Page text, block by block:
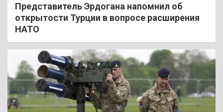
Представитель Эрдогана напомнил об
открытости Турции в вопросе расширения
НАТО